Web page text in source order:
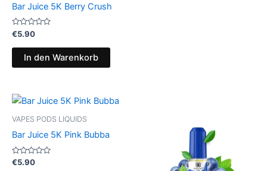
Bar Juice 5K Berry Crush
Bewertet
mit
0
€5.90
In den Warenkorb
VAPES PODS LIQUIDS
Bar Juice 5K Pink Bubba
Bewertet
€5.90